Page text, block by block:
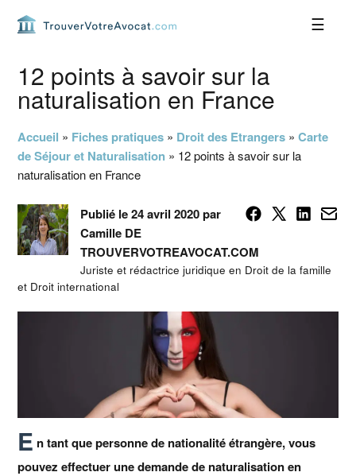
navigation
principale
principal
barre
latérale
principale
page12 points à savoir sur la
naturalisation en France
Accueil » Fiches pratiques » Droit des Etrangers »Carte
de Séjour et Naturalisation » 12 points à savoir sur la
naturalisation en France
Publié le 24 avril 2020 par
Camille DE
TROUVERVOTREAVOCAT.COM
Juriste et rédactrice juridique en Droit de la famille
et Droit international
E n tant que personne de nationalité étrangère, vous
pouvez effectuer une demande de naturalisation en